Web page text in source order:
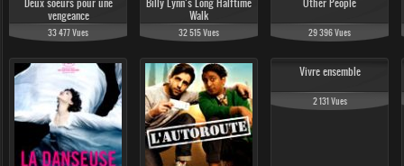
Deux soeurs pour une
vengeance
33 477 Vues
Billy Lynn’s Long Halftime
Walk
32 515 Vues
Other People
29 396 Vues
Vivre ensemble
2 131 Vues